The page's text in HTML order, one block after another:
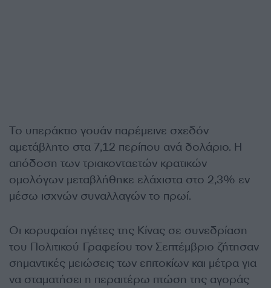
Το υπεράκτιο γουάν παρέμεινε σχεδόν
αμετάβλητο στα 7,12 περίπου ανά δολάριο. Η
απόδοση των τριακονταετών κρατικών
ομολόγων μεταβλήθηκε ελάχιστα στο 2,3% εν
μέσω ισχνών συναλλαγών το πρωί.
Οι κορυφαίοι ηγέτες της Κίνας σε συνεδρίαση
του Πολιτικού Γραφείου τον Σεπτέμβριο ζήτησαν
σημαντικές μειώσεις των επιτοκίων και μέτρα για
να σταματήσει η περαιτέρω πτώση της αγοράς